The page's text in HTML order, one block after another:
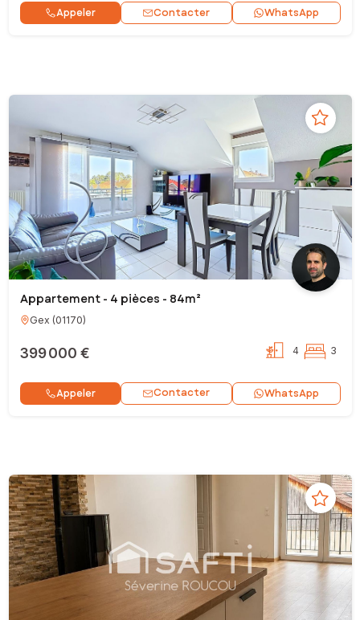
Appeler Contacter WhatsApp
Appartement - 4 pièces - 84m²
Gex (01170)
399 000 € 4 3
Appeler Contacter WhatsApp